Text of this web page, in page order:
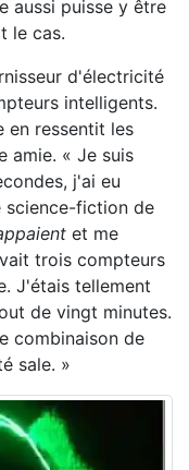
aussi puisse y être
le cas.
d'électricité
intelligents.
en ressentit les
amie. « Je suis
j'ai eu
science-fiction de
et me
trois compteurs
J'étais tellement
de vingt minutes.
combinaison de
sale. »